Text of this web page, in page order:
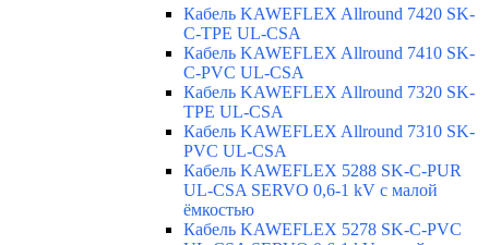
Кабель KAWEFLEX Allround 7420 SK-
C-TPE UL-CSA
Кабель KAWEFLEX Allround 7410 SK-
C-PVC UL-CSA
Кабель KAWEFLEX Allround 7320 SK-
TPE UL-CSA
Кабель KAWEFLEX Allround 7310 SK-
PVC UL-CSA
Кабель KAWEFLEX 5288 SK-C-PUR
UL-CSA SERVO 0,6-1 kV с малой
ёмкостью
Кабель KAWEFLEX 5278 SK-C-PVC